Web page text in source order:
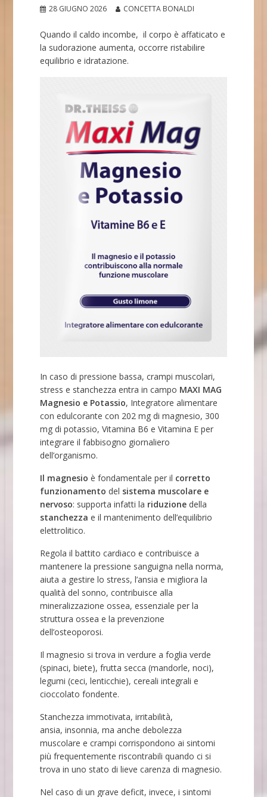
28 GIUGNO 2026 CONCETTA BONALDI
Quando il caldo incombe, il corpo è affaticato e
la sudorazione aumenta, occorre ristabilire
equilibrio e idratazione.
In caso di pressione bassa, crampi muscolari,
stress e stanchezza entra in campo MAXI MAG
Magnesio e Potassio, Integratore alimentare
con edulcorante con 202 mg di magnesio, 300
mg di potassio, Vitamina B6 e Vitamina E per
integrare il fabbisogno giornaliero
dell’organismo.
Il magnesio è fondamentale per il corretto
funzionamento del sistema muscolare e
nervoso: supporta infatti la riduzione della
stanchezzae il mantenimento dell’equilibrio
elettrolitico.
Regola il battito cardiaco e contribuisce a
mantenere la pressione sanguigna nella norma,
aiuta a gestire lo stress, l’ansia e migliora la
qualità del sonno, contribuisce alla
mineralizzazione ossea, essenziale per la
struttura ossea e la prevenzione
dell’osteoporosi.
Il magnesio si trova in verdure a foglia verde
(spinaci, biete), frutta secca (mandorle, noci),
legumi (ceci, lenticchie), cereali integrali e
cioccolato fondente.
Stanchezza immotivata, irritabilità,
ansia,insonnia, ma anche debolezza
muscolare e crampi corrispondono ai sintomi
più frequentemente riscontrabili quando ci si
trova in uno stato di lieve carenza di magnesio.
Nel caso di un grave deficit, invece, i sintomi